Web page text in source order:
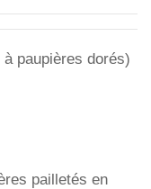
paupières dorés)
pailletés en